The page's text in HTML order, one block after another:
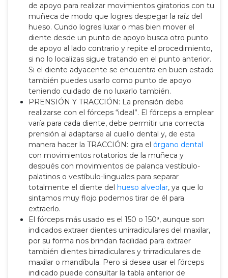
de apoyo para realizar movimientos giratorios con tu
muñeca de modo que logres despegar la raíz del
hueso. Cundo logres luxar o mas bien mover el
diente desde un punto de apoyo busca otro punto
de apoyo al lado contrario y repite el procedimiento,
si no lo localizas sigue tratando en el punto anterior.
Si el diente adyacente se encuentra en buen estado
también puedes usarlo como punto de apoyo
teniendo cuidado de no luxarlo también.
PRENSIÓN Y TRACCIÓN: La prensión debe
realizarse con el fórceps “ideal”. El fórceps a emplear
varía para cada diente, debe permitir una correcta
prensión al adaptarse al cuello dental y, de esta
manera hacer la TRACCIÓN: gira el órgano dental
con movimientos rotatorios de la muñeca y
después con movimientos de palanca vestíbulo-
palatinos o vestíbulo-linguales para separar
totalmente el diente del hueso alveolar, ya que lo
sintamos muy flojo podemos tirar de él para
extraerlo.
El fórceps más usado es el 150 o 150ª, aunque son
indicados extraer dientes unirradiculares del maxilar,
por su forma nos brindan facilidad para extraer
también dientes birradiculares y trirradiculares de
maxilar o mandíbula. Pero si desea usar el fórceps
indicado puede consultar la tabla anterior de